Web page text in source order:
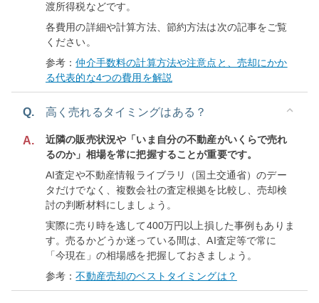
渡所得税などです。
各費用の詳細や計算方法、節約方法は次の記事をご覧
ください。
参考：仲介手数料の計算方法や注意点と、売却にかか
る代表的な4つの費用を解説
Q. 高く売れるタイミングはある？
A.
近隣の販売状況や「いま自分の不動産がいくらで売れ
るのか」相場を常に把握することが重要です。
AI査定や不動産情報ライブラリ（国土交通省）のデー
タだけでなく、複数会社の査定根拠を比較し、売却検
討の判断材料にしましょう。
実際に売り時を逃して400万円以上損した事例もありま
す。売るかどうか迷っている間は、AI査定等で常に
「今現在」の相場感を把握しておきましょう。
参考：不動産売却のベストタイミングは？